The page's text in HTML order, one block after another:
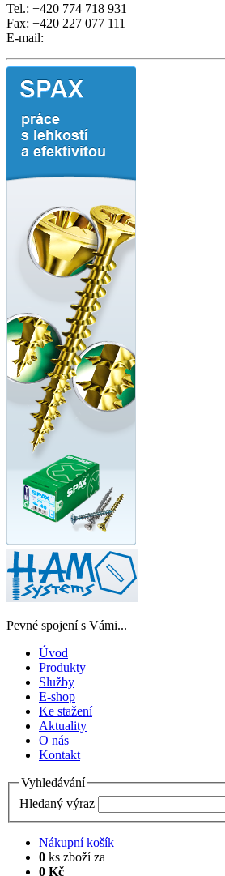
Tel.: +420 774 718 931
Fax: +420 227 077 111
E-mail:
Pevné spojení s Vámi...
Úvod
Produkty
Služby
E-shop
Ke stažení
Aktuality
O nás
Kontakt
Vyhledávání
Hledaný výraz
Nákupní košík
0 ks zboží za
0 Kč